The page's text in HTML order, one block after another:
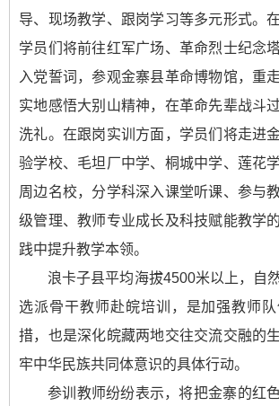
导、现场教学、跟岗学习等多元形式。
学员们将前往红军广场、革命烈士纪念
入党誓词，参观金寨县革命博物馆，重
实地感悟大别山精神，在革命先辈战斗
洗礼。在跟岗实训方面，学员们将走进
验学校、毛坦厂中学、桐城中学、莲花
周边名校，分学科深入课堂听课、参与
级管理、教师专业成长及科技赋能教学
践中提升教学本领。
浪卡子县平均海拔4500米以上，自
选派骨干教师赴皖培训，是加强教师
措，也是深化皖藏两地交往交流交融的
牢中华民族共同体意识的具体行动。
参训教师纷纷表示，将把金寨的红